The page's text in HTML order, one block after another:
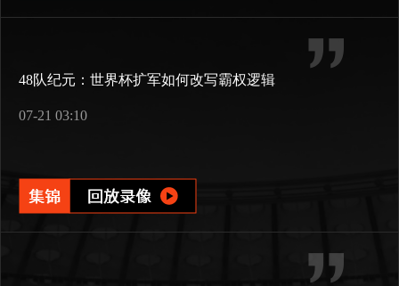
48队纪元：世界杯扩军如何改写霸权逻辑
07-21 03:10